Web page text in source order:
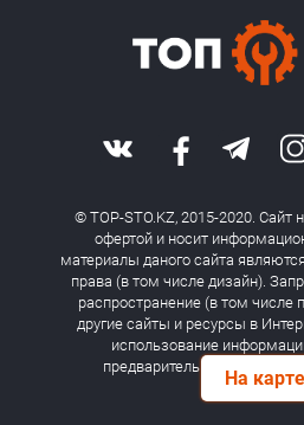
На карте
© TOP-STO.KZ, 2015-2020. Сайт
офертой и носит
материалы даного сайта
права (в том числе дизайн).
распространение (в том числе
другие сайты и ресурсы в
использование
предварительного согласия